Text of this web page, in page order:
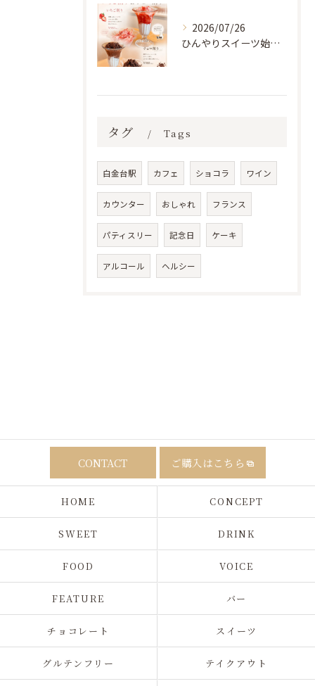
2026/07/26
ひんやりスイーツ始まりました🍨
タグ Tags
白金台駅 カフェ ショコラ ワイン
カウンター おしゃれ フランス
パティスリー 記念日 ケーキ
アルコール ヘルシー
CONTACT ご購入はこちら
HOME CONCEPT
SWEET DRINK
FOOD VOICE
FEATURE バー
チョコレート スイーツ
グルテンフリー テイクアウト